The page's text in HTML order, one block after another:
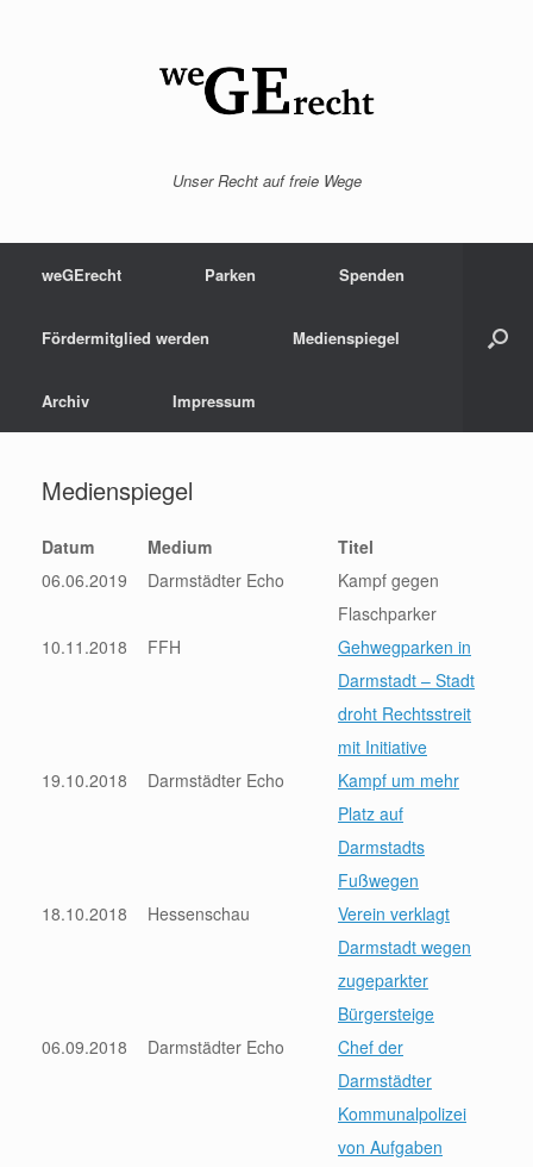
Unser Recht auf freie Wege
weGErecht Parken Spenden
Fördermitglied werden Medienspiegel
Archiv Impressum
Medienspiegel
Datum Medium
Titel
06.06.2019
Darmstädter Echo
Kampf gegen
Flaschparker
10.11.2018
FFH
Gehwegparken in
Darmstadt – Stadt
droht Rechtsstreit
mit Initiative
19.10.2018
Darmstädter Echo
Kampf um mehr
Platz auf
Darmstadts
Fußwegen
18.10.2018
Hessenschau
Verein verklagt
Darmstadt wegen
zugeparkter
Bürgersteige
06.09.2018
Darmstädter Echo
Chef der
Darmstädter
Kommunalpolizei
von Aufgaben